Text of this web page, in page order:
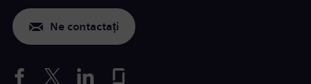
Ne contactați